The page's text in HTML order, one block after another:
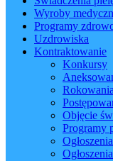
Wyroby
Programy
Uzdrowiska
Kontraktowanie
Konkursy
Rokowania
Objęcie
Programy